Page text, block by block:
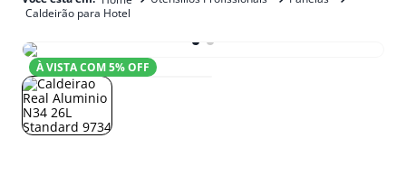
Caldeirão para Hotel
À VISTA COM5% OFF
freezer
3º
gelopar
4º
fogão
5º
panela pressão